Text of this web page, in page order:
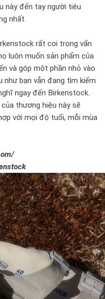
này đến tay người tiêu
nhất.
rất coi trọng vấn
luôn muốn sản phẩm của
và góp một phần nhỏ vào
như bạn vẫn đang tìm kiếm
ngay đến Birkenstock.
thương hiệu này sẽ
với mọi độ tuổi, mỗi mùa